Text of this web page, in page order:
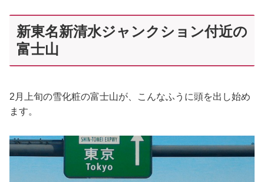
新東名新清水ジャンクション付近の
富士山
2月上旬の雪化粧の富士山が、こんなふうに頭を出し始め
ます。